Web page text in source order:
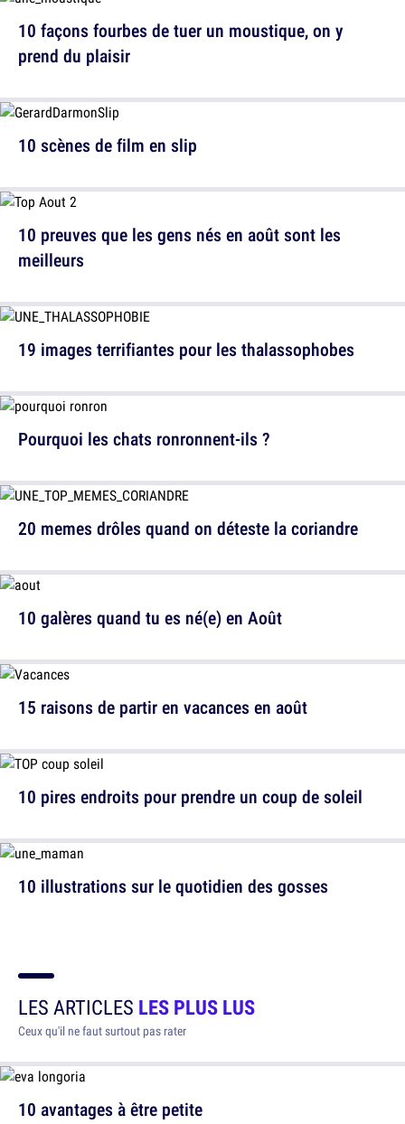
10 façons fourbes de tuer un moustique, on y
prend du plaisir
10 preuves que les gens nés en août sont les
meilleurs
Pourquoi les chats ronronnent-ils ?
10 galères quand tu es né(e) en Août
10 pires endroits pour prendre un coup de soleil
10 scènes de film en slip
19 images terrifiantes pour les thalassophobes
20 memes drôles quand on déteste la coriandre
15 raisons de partir en vacances en août
10 illustrations sur le quotidien des gosses
LES ARTICLES LES PLUS LUS
Ceux qu'il ne faut surtout pas rater
10 avantages à être petite